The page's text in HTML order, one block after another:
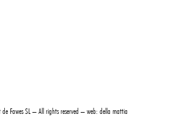
Fawes SL – All rights reserved – web: della mattia